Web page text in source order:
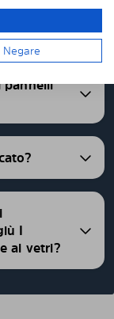
pannelli
I
ai vetri?
Negare